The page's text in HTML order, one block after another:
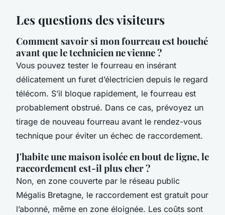
Les questions des visiteurs
Comment savoir si mon fourreau est bouché
avant que le technicien ne vienne ?
Vous pouvez tester le fourreau en insérant
délicatement un furet d’électricien depuis le regard
télécom. S’il bloque rapidement, le fourreau est
probablement obstrué. Dans ce cas, prévoyez un
tirage de nouveau fourreau avant le rendez-vous
technique pour éviter un échec de raccordement.
J'habite une maison isolée en bout de ligne, le
raccordement est-il plus cher ?
Non, en zone couverte par le réseau public
Mégalis Bretagne, le raccordement est gratuit pour
l’abonné, même en zone éloignée. Les coûts sont